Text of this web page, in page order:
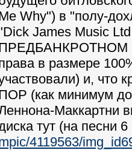
Why") в "полу-
James Music
в размере
и, что
(как минимум до
Маккартни
тут (на песни
4119563/